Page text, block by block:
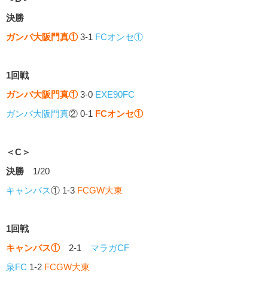
決勝
ガンバ大阪門真①3-1 FCオンセ①
1回戦
ガンバ大阪門真①3-0 EXE90FC
ガンバ大阪門真② 0-1 FCオンセ①
＜C＞
決勝 1/20
キャンバス① 1-3 FCGW大東
1回戦
キャンバス①2-1 マラガCF
泉FC 1-2 FCGW大東